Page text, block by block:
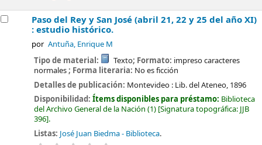
Paso del Rey y San José (abril 21, 22 y 25 del año XI)
: estudio histórico.
por Antuña, Enrique M
Tipo de material: Texto; Formato: impreso caracteres
normales; Forma literaria: No es ficción
Detalles de publicación: Montevideo : Lib. del Ateneo, 1896
Disponibilidad:Ítems disponibles para préstamo: Biblioteca
del Archivo General de la Nación (1) Signatura topográfica: JJB
396 .
Listas: José Juan Biedma - Biblioteca.